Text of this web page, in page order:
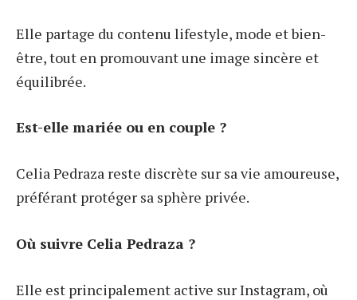
Elle partage du contenu lifestyle, mode et bien-
être, tout en promouvant une image sincère et
équilibrée.
Est-elle mariée ou en couple ?
Celia Pedraza reste discrète sur sa vie amoureuse,
préférant protéger sa sphère privée.
Où suivre Celia Pedraza ?
Elle est principalement active sur Instagram, où